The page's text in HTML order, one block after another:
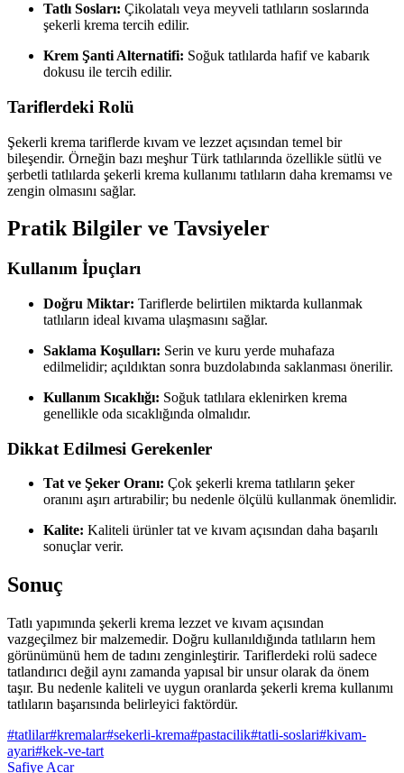
Tatlı Sosları: Çikolatalı veya meyveli tatlıların soslarında
şekerli krema tercih edilir.
Krem Şanti Alternatifi: Soğuk tatlılarda hafif ve kabarık
dokusu ile tercih edilir.
Tariflerdeki Rolü
Şekerli krema tariflerde kıvam ve lezzet açısından temel bir
bileşendir. Örneğin bazı meşhur Türk tatlılarında özellikle sütlü ve
şerbetli tatlılarda şekerli krema kullanımı tatlıların daha kremamsı ve
zengin olmasını sağlar.
Pratik Bilgiler ve Tavsiyeler
Kullanım İpuçları
Doğru Miktar: Tariflerde belirtilen miktarda kullanmak
tatlıların ideal kıvama ulaşmasını sağlar.
Saklama Koşulları: Serin ve kuru yerde muhafaza
edilmelidir; açıldıktan sonra buzdolabında saklanması önerilir.
Kullanım Sıcaklığı: Soğuk tatlılara eklenirken krema
genellikle oda sıcaklığında olmalıdır.
Dikkat Edilmesi Gerekenler
Tat ve Şeker Oranı: Çok şekerli krema tatlıların şeker
oranını aşırı artırabilir; bu nedenle ölçülü kullanmak önemlidir.
Kalite: Kaliteli ürünler tat ve kıvam açısından daha başarılı
sonuçlar verir.
Sonuç
Tatlı yapımında şekerli krema lezzet ve kıvam açısından
vazgeçilmez bir malzemedir. Doğru kullanıldığında tatlıların hem
görünümünü hem de tadını zenginleştirir. Tariflerdeki rolü sadece
tatlandırıcı değil aynı zamanda yapısal bir unsur olarak da önem
taşır. Bu nedenle kaliteli ve uygun oranlarda şekerli krema kullanımı
tatlıların başarısında belirleyici faktördür.
#tatlilar#kremalar#sekerli-krema#pastacilik#tatli-soslari#kivam-
ayari#kek-ve-tart
Safiye Acar